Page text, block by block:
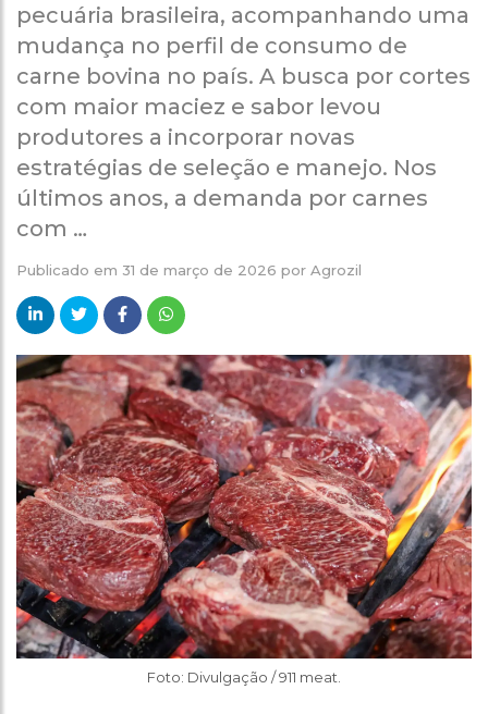
pecuária brasileira, acompanhando uma
mudança no perfil de consumo de
carne bovina no país. A busca por cortes
com maior maciez e sabor levou
produtores a incorporar novas
estratégias de seleção e manejo. Nos
últimos anos, a demanda por carnes
com …
Publicado em 31 de março de 2026 por Agrozil
Foto: Divulgação / 911 meat.